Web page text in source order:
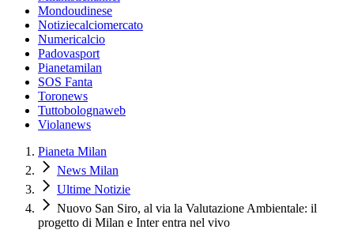
Mondoudinese
Notiziecalciomercato
Numericalcio
Padovasport
Pianetamilan
SOS Fanta
Toronews
Tuttobolognaweb
Violanews
Pianeta Milan
News Milan
Ultime Notizie
Nuovo San Siro, al via la Valutazione Ambientale: il
progetto di Milan e Inter entra nel vivo